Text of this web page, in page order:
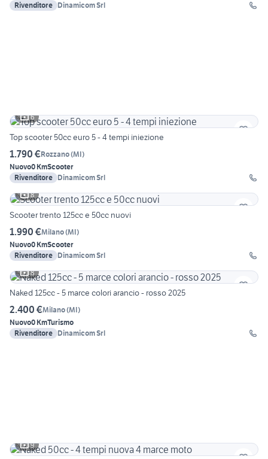
Rivenditore Dinamicom Srl
6
Top scooter 50cc euro 5 - 4 tempi iniezione
1.790 €Rozzano(MI)
Nuovo0 KmScooter
Rivenditore Dinamicom Srl
8
Scooter trento 125cc e 50cc nuovi
1.990 €Milano(MI)
Nuovo0 KmScooter
Rivenditore Dinamicom Srl
8
Naked 125cc - 5 marce colori arancio - rosso 2025
2.400 €Milano(MI)
Nuovo0 KmTurismo
Rivenditore Dinamicom Srl
9